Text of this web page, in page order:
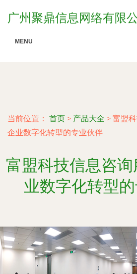
广州聚鼎信息网络有限
MENU
当前位置： 首页 > 产品大全 > 富盟
企业数字化转型的专业伙伴
富盟科技信息咨
业数字化转型